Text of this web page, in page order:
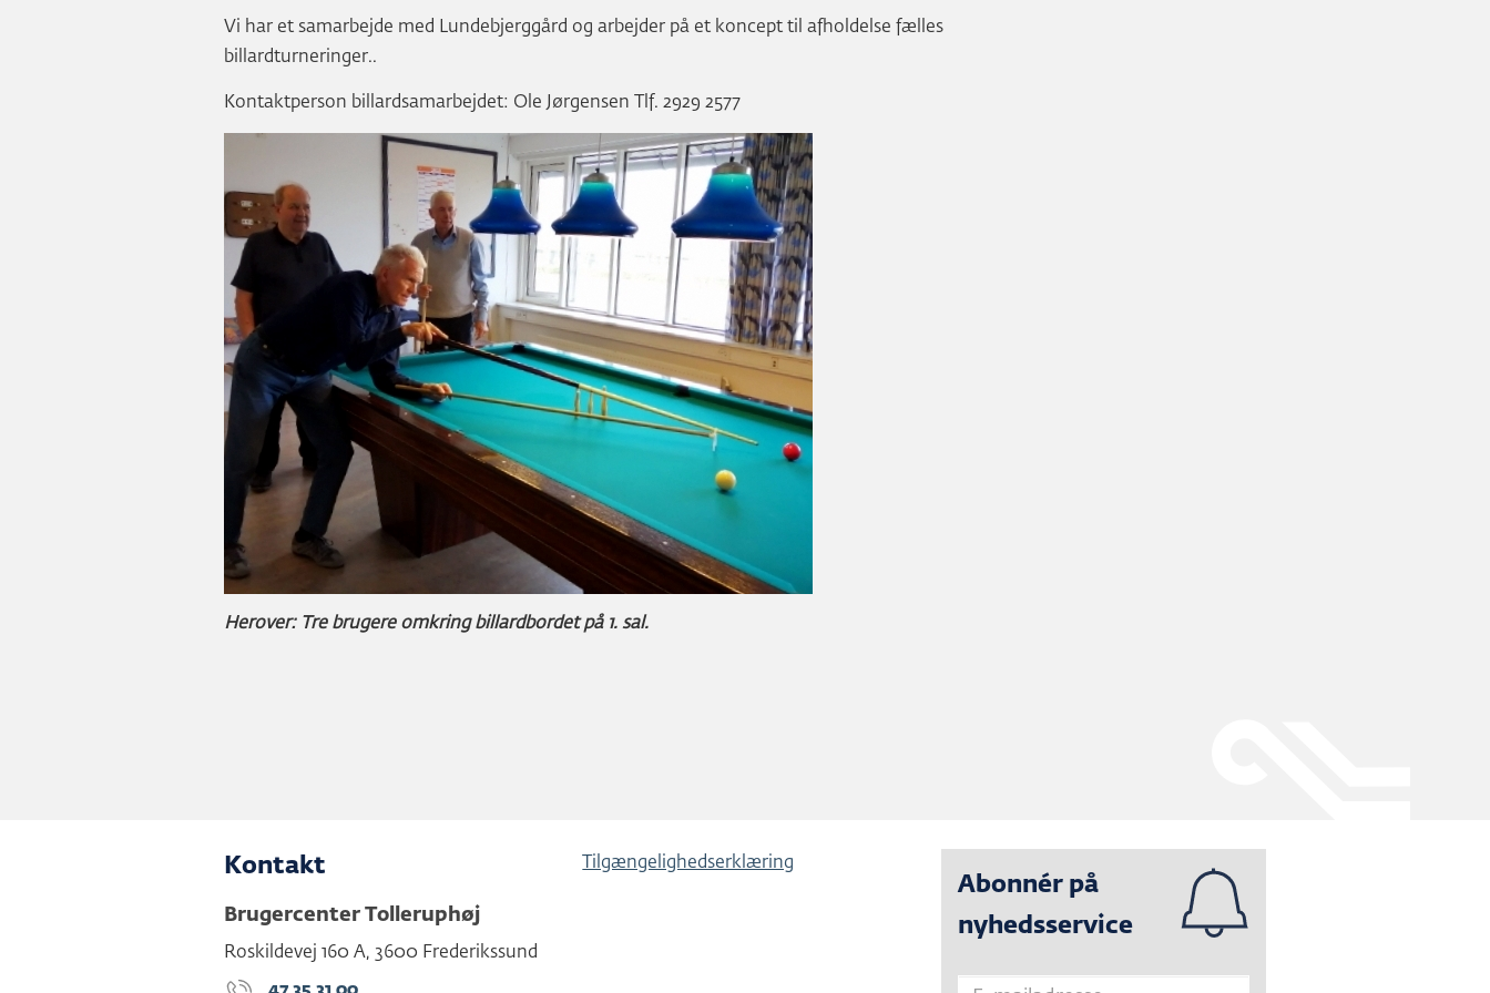
Vi har et samarbejde med Lundebjerggård og arbejder på et koncept til afholdelse fælles
billardturneringer..
Kontaktperson billardsamarbejdet: Ole Jørgensen Tlf. 2929 2577
Herover: Tre brugere omkring billardbordet på 1. sal.
Kontakt
Brugercenter Tolleruphøj
Roskildevej 160 A, 3600 Frederikssund
Tilgængelighedserklæring
Abonnér på
nyhedsservice